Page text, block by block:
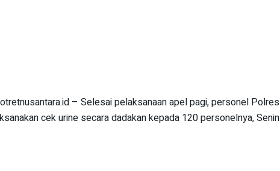
– Selesai pelaksanaan apel pagi, personel Polres
cek urine secara dadakan kepada 120 personelnya, Senin